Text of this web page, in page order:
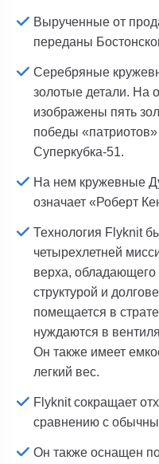
Вырученные от
переданы
Серебряные
золотые детали. На
изображены пять
победы
Суперкубка-51.
На нем кружевные
означает «Роберт
Технология Flyknit
четырехлетней
верха, обладающего
структурой и
помещается в
нуждаются в
Он также имеет
легкий вес.
Flyknit сокращает
сравнению с
Он также оснащен